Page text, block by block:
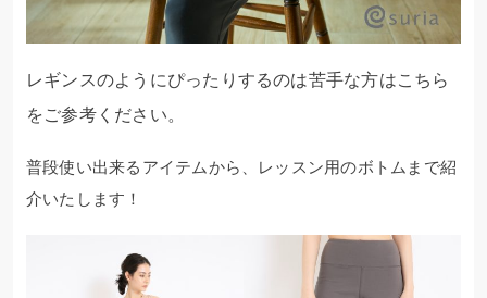
レギンスのようにぴったりするのは苦手な方はこちら
をご参考ください。
普段使い出来るアイテムから、レッスン用のボトムまで紹
介いたします！